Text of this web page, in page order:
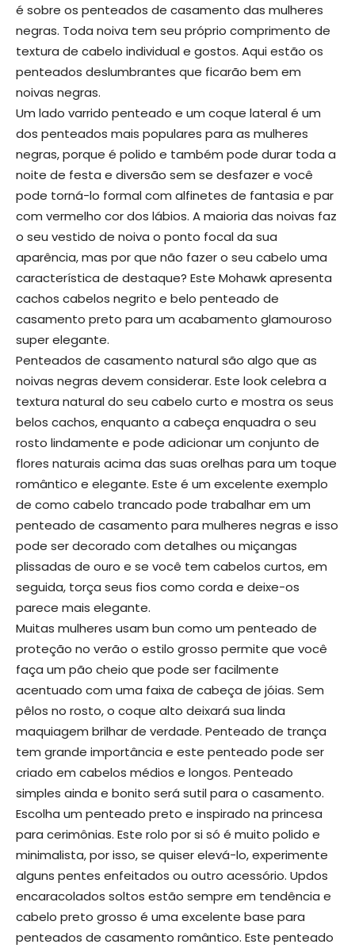
é sobre os penteados de casamento das mulheres
negras. Toda noiva tem seu próprio comprimento de
textura de cabelo individual e gostos. Aqui estão os
penteados deslumbrantes que ficarão bem em
noivas negras.
Um lado varrido penteado e um coque lateral é um
dos penteados mais populares para as mulheres
negras, porque é polido e também pode durar toda a
noite de festa e diversão sem se desfazer e você
pode torná-lo formal com alfinetes de fantasia e par
com vermelho cor dos lábios. A maioria das noivas faz
o seu vestido de noiva o ponto focal da sua
aparência, mas por que não fazer o seu cabelo uma
característica de destaque? Este Mohawk apresenta
cachos cabelos negrito e belo penteado de
casamento preto para um acabamento glamouroso
super elegante.
Penteados de casamento natural são algo que as
noivas negras devem considerar. Este look celebra a
textura natural do seu cabelo curto e mostra os seus
belos cachos, enquanto a cabeça enquadra o seu
rosto lindamente e pode adicionar um conjunto de
flores naturais acima das suas orelhas para um toque
romântico e elegante. Este é um excelente exemplo
de como cabelo trancado pode trabalhar em um
penteado de casamento para mulheres negras e isso
pode ser decorado com detalhes ou miçangas
plissadas de ouro e se você tem cabelos curtos, em
seguida, torça seus fios como corda e deixe-os
parece mais elegante.
Muitas mulheres usam bun como um penteado de
proteção no verão o estilo grosso permite que você
faça um pão cheio que pode ser facilmente
acentuado com uma faixa de cabeça de jóias. Sem
pêlos no rosto, o coque alto deixará sua linda
maquiagem brilhar de verdade. Penteado de trança
tem grande importância e este penteado pode ser
criado em cabelos médios e longos. Penteado
simples ainda e bonito será sutil para o casamento.
Escolha um penteado preto e inspirado na princesa
para cerimônias. Este rolo por si só é muito polido e
minimalista, por isso, se quiser elevá-lo, experimente
alguns pentes enfeitados ou outro acessório. Updos
encaracolados soltos estão sempre em tendência e
cabelo preto grosso é uma excelente base para
penteados de casamento romântico. Este penteado